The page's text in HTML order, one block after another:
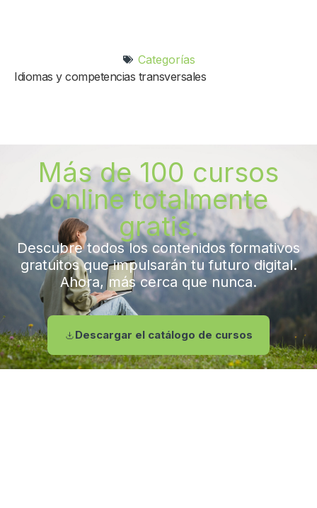
Categorías
Idiomas y competencias transversales
Más de 100 cursos
online totalmente
gratis.
Descubre todos los contenidos formativos
gratuitos que impulsarán tu futuro digital.
Ahora, más cerca que nunca.
Descargar el catálogo de cursos